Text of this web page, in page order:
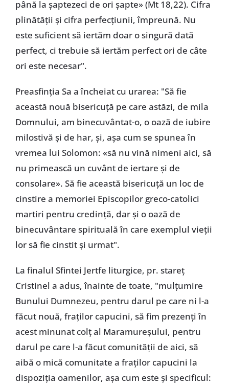
până la șaptezeci de ori șapte» (Mt 18,22). Cifra
plinătății și cifra perfecțiunii, împreună. Nu
este suficient să iertăm doar o singură dată
perfect, ci trebuie să iertăm perfect ori de câte
ori este necesar".
Preasfinția Sa a încheiat cu urarea: "Să fie
această nouă bisericuță pe care astăzi, de mila
Domnului, am binecuvântat-o, o oază de iubire
milostivă și de har, și, așa cum se spunea în
vremea lui Solomon: «să nu vină nimeni aici, să
nu primească un cuvânt de iertare și de
consolare». Să fie această bisericuță un loc de
cinstire a memoriei Episcopilor greco-catolici
martiri pentru credință, dar și o oază de
binecuvântare spirituală în care exemplul vieții
lor să fie cinstit și urmat".
La finalul Sfintei Jertfe liturgice, pr. stareț
Cristinel a adus, înainte de toate, "mulțumire
Bunului Dumnezeu, pentru darul pe care ni l-a
făcut nouă, fraților capucini, să fim prezenți în
acest minunat colț al Maramureșului, pentru
darul pe care l-a făcut comunității de aici, să
aibă o mică comunitate a fraților capucini la
dispoziția oamenilor, așa cum este și specificul: